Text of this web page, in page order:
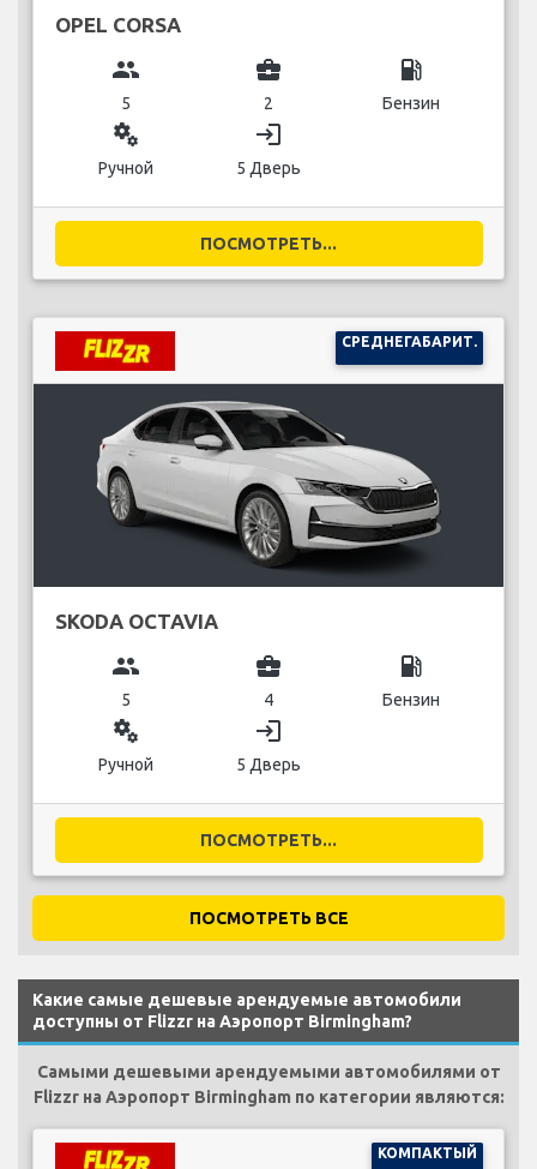
OPEL CORSA
group
5
business_center
2
local_gas_station
Бензин
miscellaneous_services
Ручной
login
5 Дверь
ПОСМОТРЕТЬ...
СРЕДНЕГАБАРИТ.
SKODA OCTAVIA
group
5
business_center
4
local_gas_station
Бензин
miscellaneous_services
Ручной
login
5 Дверь
ПОСМОТРЕТЬ...
ПОСМОТРЕТЬ ВСЕ
Какие самые дешевые арендуемые автомобили
доступны от Flizzr на Аэропорт Birmingham?
Самыми дешевыми арендуемыми автомобилями от
Flizzr на Аэропорт Birmingham по категории являются:
КОМПАКТЫЙ